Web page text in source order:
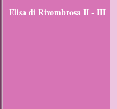
Elisa di Rivombrosa II - III